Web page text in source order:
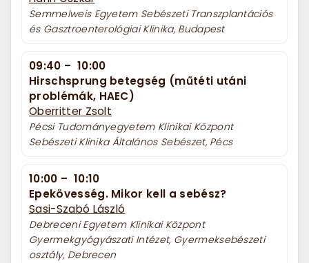
Semmelweis Egyetem Sebészeti Transzplantációs
és Gasztroenterológiai Klinika, Budapest
09:40 – 10:00
Hirschsprung betegség (műtéti utáni
problémák, HAEC)
Oberritter Zsolt
Pécsi Tudományegyetem Klinikai Központ
Sebészeti Klinika Általános Sebészet, Pécs
10:00 – 10:10
Epekövesség. Mikor kell a sebész?
Sasi-Szabó László
Debreceni Egyetem Klinikai Központ
Gyermekgyógyászati Intézet, Gyermeksebészeti
osztály, Debrecen